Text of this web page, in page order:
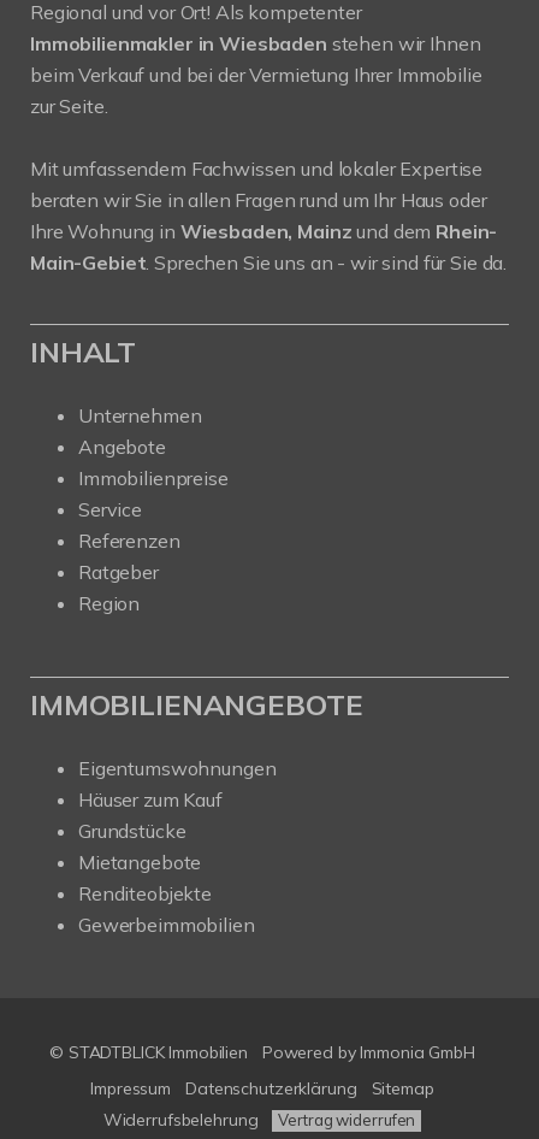
Regional und vor Ort! Als kompetenter
Immobilienmakler in Wiesbaden stehen wir Ihnen
beim Verkauf und bei der Vermietung Ihrer Immobilie
zur Seite.
Mit umfassendem Fachwissen und lokaler Expertise
beraten wir Sie in allen Fragen rund um Ihr Haus oder
Ihre Wohnung in Wiesbaden, Mainzund dem Rhein-
Main-Gebiet. Sprechen Sie uns an - wir sind für Sie da.
INHALT
Unternehmen
Angebote
Immobilienpreise
Service
Referenzen
Ratgeber
Region
IMMOBILIENANGEBOTE
Eigentumswohnungen
Häuser zum Kauf
Grundstücke
Mietangebote
Renditeobjekte
Gewerbeimmobilien
© STADTBLICK Immobilien Powered by Immonia GmbH
Impressum
Datenschutzerklärung
Sitemap
Widerrufsbelehrung
Vertrag widerrufen